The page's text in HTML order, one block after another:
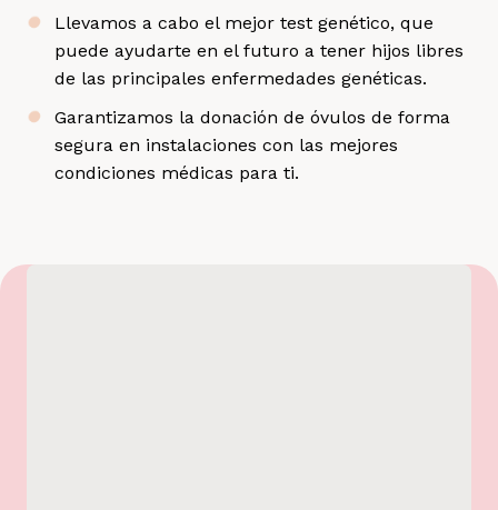
Llevamos a cabo el mejor test genético, que
puede ayudarte en el futuro a tener hijos libres
de las principales enfermedades genéticas.
Garantizamos la donación de óvulos de forma
segura en instalaciones con las mejores
condiciones médicas para ti.